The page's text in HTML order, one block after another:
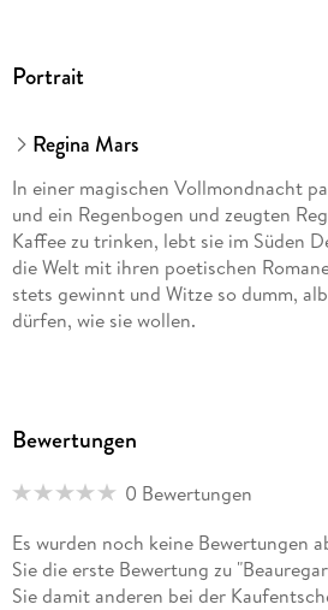
Portrait
Regina Mars
In einer magischen Vollmondnacht
und ein Regenbogen und zeugten
Kaffee zu trinken, lebt sie im Süden
die Welt mit ihren poetischen
stets gewinnt und Witze so dumm,
dürfen, wie sie wollen.
Bewertungen
0 Bewertungen
Es wurden noch keine Bewertungen
Sie die erste Bewertung zu
Sie damit anderen bei der